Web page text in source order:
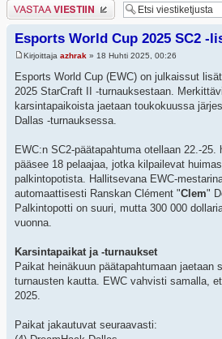
Lähetä vastaus
Esports World Cup 2025 SC2 -
Kirjoittaja azhrak » 18 Huhti 2025, 00:26
Esports World Cup (EWC) on julkaissut
2025 StarCraft II -turnauksestaan.
karsintapaikoista jaetaan toukokuussa
Dallas -turnauksessa.
EWC:n SC2-päätapahtuma otellaan 22.-25.
pääsee 18 pelaajaa, jotka kilpailevat
palkintopotista. Hallitsevana EWC-
automaattisesti Ranskan Clément "Clem"
Palkintopotti on suuri, mutta 300 000
vuonna.
Karsintapaikat ja -turnaukset
Paikat heinäkuun päätapahtumaan
turnausten kautta. EWC vahvisti samalla,
2025.
Paikat jakautuvat seuraavasti: